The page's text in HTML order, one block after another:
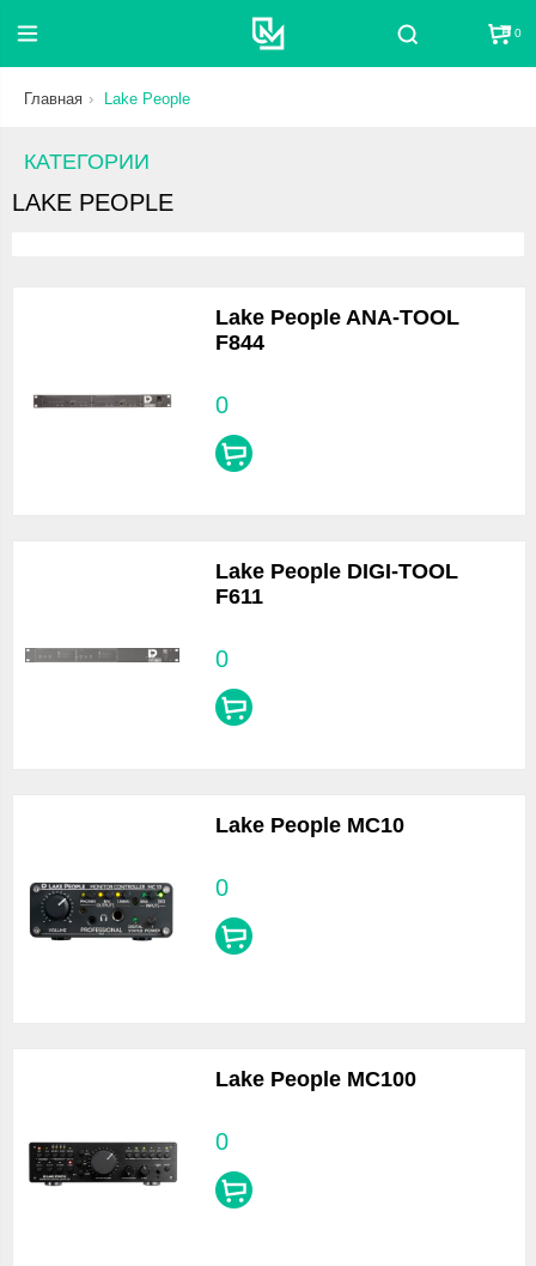
Поиск 0
Главная Lake People
КАТЕГОРИИ
LAKE PEOPLE
Lake People ANA-TOOL
F844
0
Lake People DIGI-TOOL
F611
0
Lake People MC10
0
Lake People MC100
0